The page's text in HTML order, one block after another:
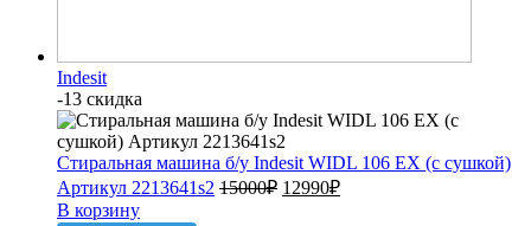
Indesit
-13 скидка
Стиральная машина б/у Indesit WIDL 106 EX (с сушкой)
Артикул 2213641s2 15000₽ 12990₽
В корзину